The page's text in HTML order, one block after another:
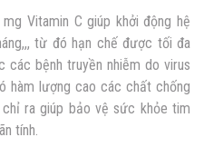
Vitamin C giúp khởi động hệ
từ đó hạn chế được tối đa
bệnh truyền nhiễm do virus
hàm lượng cao các chất chống
ra giúp bảo vệ sức khỏe tim
tính.